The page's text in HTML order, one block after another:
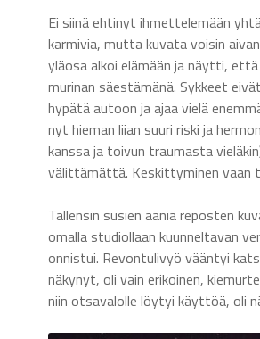
Ei siinä ehtinyt ihmettelemään
karmivia, mutta kuvata voisin
yläosa alkoi elämään ja näytti,
murinan säestämänä. Sykkeet
hypätä autoon ja ajaa vielä
nyt hieman liian suuri riski ja
kanssa ja toivun traumasta
välittämättä. Keskittyminen vaan
Tallensin susien ääniä reposten
omalla studiollaan kuunneltavan
onnistui. Revontulivyö vääntyi
näkynyt, oli vain erikoinen,
niin otsavalolle löytyi käyttöä, oli